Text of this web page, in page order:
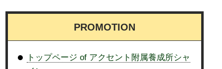
PROMOTION
トップページ of アクセント附属養成所シャ